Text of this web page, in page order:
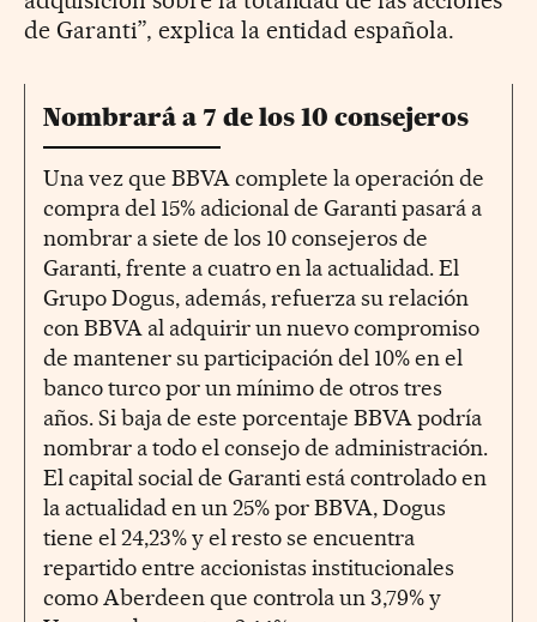
de Garanti”, explica la entidad española.
Nombrará a 7 de los 10 consejeros
Una vez que BBVA complete la operación de
compra del 15% adicional de Garanti pasará a
nombrar a siete de los 10 consejeros de
Garanti, frente a cuatro en la actualidad. El
Grupo Dogus, además, refuerza su relación
con BBVA al adquirir un nuevo compromiso
de mantener su participación del 10% en el
banco turco por un mínimo de otros tres
años. Si baja de este porcentaje BBVA podría
nombrar a todo el consejo de administración.
El capital social de Garanti está controlado en
la actualidad en un 25% por BBVA, Dogus
tiene el 24,23% y el resto se encuentra
repartido entre accionistas institucionales
como Aberdeen que controla un 3,79% y